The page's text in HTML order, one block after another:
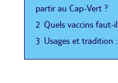
partir au Cap-Vert ?
2 Quels vaccins faut-
3 Usages et tradition :